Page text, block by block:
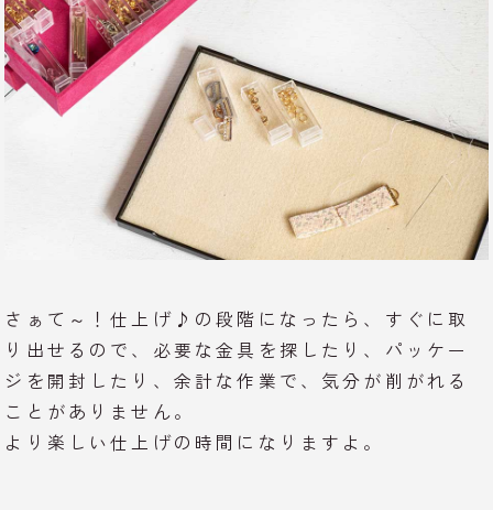
さぁて～！仕上げ♪の段階になったら、すぐに取
り出せるので、必要な金具を探したり、パッケー
ジを開封したり、余計な作業で、気分が削がれる
ことがありません。
より楽しい仕上げの時間になりますよ。